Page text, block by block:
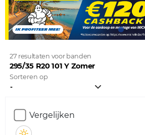
27 resultaten voor banden
295/35 R20 101 Y Zomer
Sorteren op
Vergelijken